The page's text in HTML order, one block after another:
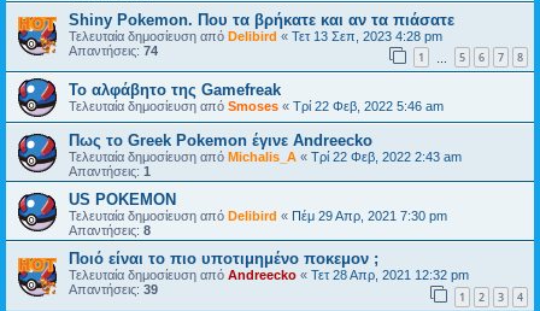
Shiny Pokemon. Που τα βρήκατε και αν τα πιάσατε
Τελευταία δημοσίευση από Delibird « Τετ 13 Σεπ, 2023 4:28 pm
Απαντήσεις: 74 1 5 6 7 8
Το αλφάβητο της Gamefreak
Τελευταία δημοσίευση από Smoses « Τρί 22 Φεβ, 2022 5:46 am
Πως το Greek Pokemon έγινε Andreecko
Τελευταία δημοσίευση από Michalis_A « Τρί 22 Φεβ, 2022 2:43 am
Απαντήσεις: 1
US POKEMON
Τελευταία δημοσίευση από Delibird « Πέμ 29 Απρ, 2021 7:30 pm
Απαντήσεις: 8
Ποιό είναι το πιο υποτιμημένο ποκεμον ;
Τελευταία δημοσίευση από Andreecko « Τετ 28 Απρ, 2021 12:32 pm
Απαντήσεις: 39 1 2 3 4